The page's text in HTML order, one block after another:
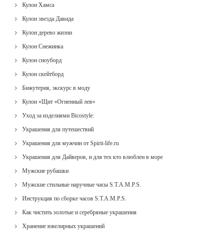
Кулон Хамса
Кулон звезда Давида
Кулон дерево жизни
Кулон Снежинка
Кулон сноуборд
Кулон скейтборд
Бижутерия, экскурс в моду
Кулон «Щит «Огненный лев»
Уход за изделиями Bicostyle:
Украшения для путешествий
Украшения для мужчин от Spirit-life.ru
Украшения для Дайверов, и для тех кто влюблен в море
Мужские рубашки
Мужские стильные наручные часы S.T.A.M.P.S.
Инструкция по сборке часов S.T.A.M.P.S.
Как чистить золотые и серебряные украшения
Хранение ювелирных украшений